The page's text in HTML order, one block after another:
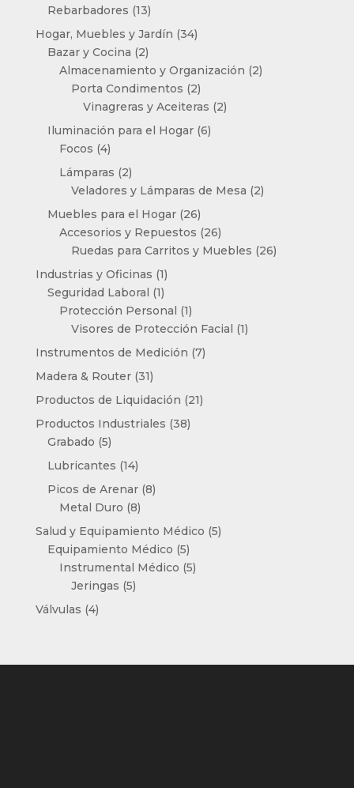
Rebarbadores 1313
productos
Hogar, Muebles y Jardín 3434
Bazar y Cocina 22
productos
Almacenamiento y Organización 22
Porta Condimentos 22
productos
Vinagreras y Aceiteras 22
Iluminación para el Hogar 66
Focos 44
productos
Lámparas 22
productos
Veladores y Lámparas de Mesa 22
Muebles para el Hogar 2626
productos
Accesorios y Repuestos 2626
productos
Ruedas para Carritos y Muebles 2626
Industrias y Oficinas 11
producto
Seguridad Laboral 11
producto
Protección Personal 11
producto
Visores de Protección Facial 11
Instrumentos de Medición 77
Madera & Router 3131
productos
Productos de Liquidación 2121
Productos Industriales 3838
Grabado 55
productos
Lubricantes 1414
productos
Picos de Arenar 88
Metal Duro 88
productos
Salud y Equipamiento Médico 55
Equipamiento Médico 55
productos
Instrumental Médico 55
Jeringas 55
Válvulas 44